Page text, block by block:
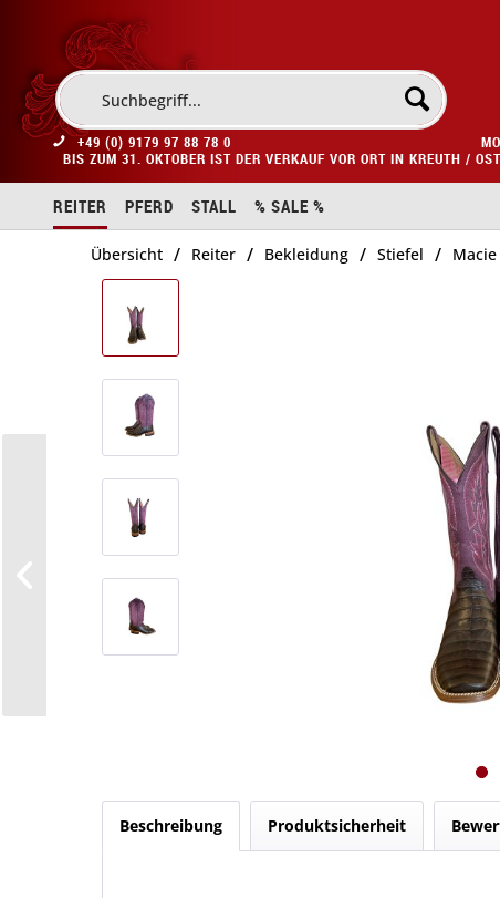
+49 (0) 9179 97 88 78 0
BIS ZUM 31. OKTOBER IST DER VERKAUF VOR ORT IN KREUTH /
REITER PFERD STALL % SALE %
Übersicht / Reiter / Bekleidung / Stiefel /
Beschreibung Produktsicherheit